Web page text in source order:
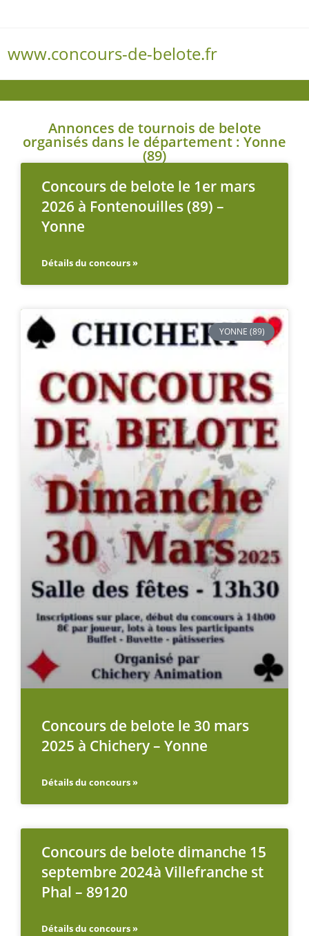
www.concours-de-belote.fr
Annonces de tournois de belote
organisés dans le département : Yonne
(89)
Concours de belote le 1er mars
2026 à Fontenouilles (89) –
Yonne
Détails du concours »
YONNE (89)
Concours de belote le 30 mars
2025 à Chichery – Yonne
Détails du concours »
Concours de belote dimanche 15
septembre 2024à Villefranche st
Phal – 89120
Détails du concours »